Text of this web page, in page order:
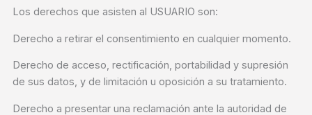
Los derechos que asisten al USUARIO son:
Derecho a retirar el consentimiento en cualquier momento.
Derecho de acceso, rectificación, portabilidad y supresión
de sus datos, y de limitación u oposición a su tratamiento.
Derecho a presentar una reclamación ante la autoridad de